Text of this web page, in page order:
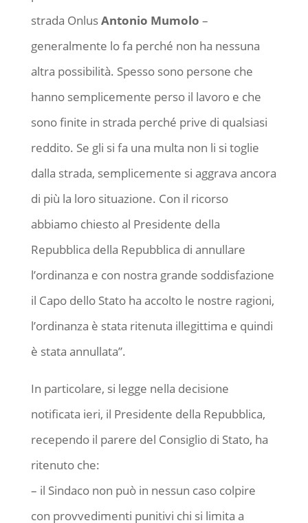
strada OnlusAntonio Mumolo –
generalmente lo fa perché non ha nessuna
altra possibilità. Spesso sono persone che
hanno semplicemente perso il lavoro e che
sono finite in strada perché prive di qualsiasi
reddito. Se gli si fa una multa non li si toglie
dalla strada, semplicemente si aggrava ancora
di più la loro situazione. Con il ricorso
abbiamo chiesto al Presidente della
Repubblica della Repubblica di annullare
l’ordinanza e con nostra grande soddisfazione
il Capo dello Stato ha accolto le nostre ragioni,
l’ordinanza è stata ritenuta illegittima e quindi
è stata annullata”.
In particolare, si legge nella decisione
notificata ieri, il Presidente della Repubblica,
recependo il parere del Consiglio di Stato, ha
ritenuto che:
– il Sindaco non può in nessun caso colpire
con provvedimenti punitivi chi si limita a